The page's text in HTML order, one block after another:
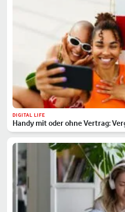
DIGITAL LIFE
Handy mit oder ohne Vertrag: